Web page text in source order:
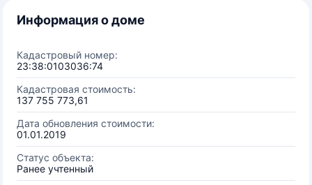
Информация о доме
Кадастровый номер:
23:38:0103036:74
Кадастровая стоимость:
137 755 773,61
Дата обновления стоимости:
01.01.2019
Статус объекта:
Ранее учтенный